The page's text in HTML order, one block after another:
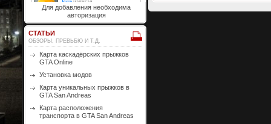
Для добавления необходима
авторизация
СТАТЬИ
ОБЗОРЫ, ПРЕВЬБЮ И Т.Д.
Карта каскадёрских прыжков
GTA Online
Установка модов
Карта уникальных прыжков в
GTA San Andreas
Карта расположения
транспорта в GTA San Andreas